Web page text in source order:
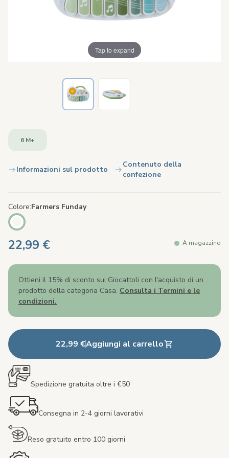
Tap to expand
6 M+
Informazioni sul prodotto
Contenuto della
confezione
Colore Farmers Funday
22,99 € A magazzino
Ottieni il 15% di sconto sui Giocattoli con l'acquisto di un
prodotto della categoria Casa. Consulta i Termini e le
condizioni.
22,99 €Aggiungi al carrello
Spedizione gratuita oltre i €50
Consegna in 2-4 giorni lavorativi
Reso gratuito entro 100 giorni